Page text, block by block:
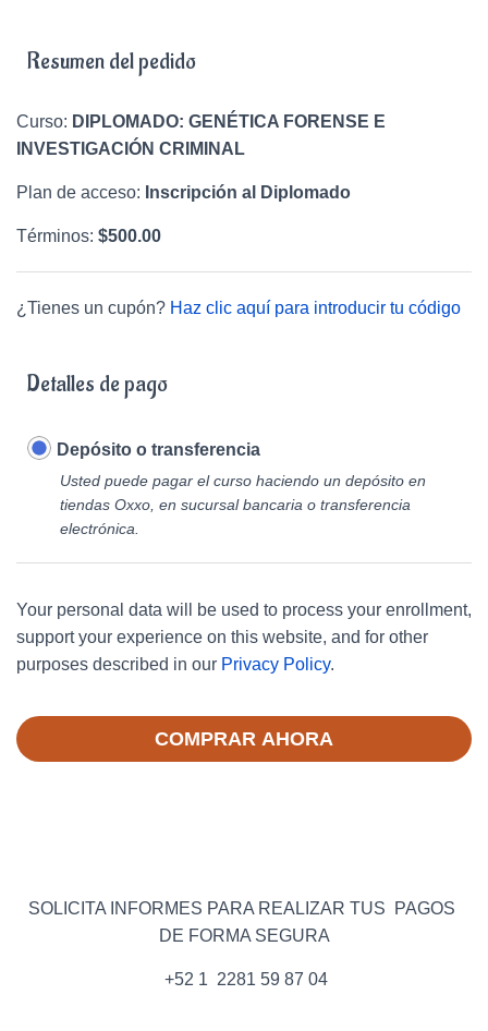
Resumen del pedido
Curso: DIPLOMADO: GENÉTICA FORENSE E
INVESTIGACIÓN CRIMINAL
Plan de acceso: Inscripción al Diplomado
Términos: $500.00
¿Tienes un cupón? Haz clic aquí para introducir tu código
Detalles de pago
Depósito o transferencia
Usted puede pagar el curso haciendo un depósito en
tiendas Oxxo, en sucursal bancaria o transferencia
electrónica.
Your personal data will be used to process your enrollment,
support your experience on this website, and for other
purposes described in our Privacy Policy.
COMPRAR AHORA
SOLICITA INFORMES PARA REALIZAR TUS PAGOS
DE FORMA SEGURA
+52 1 2281 59 87 04